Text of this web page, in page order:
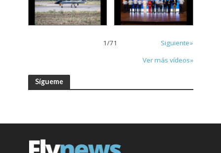
1/71
Siguiente»
Ver más vídeos»
Sígueme